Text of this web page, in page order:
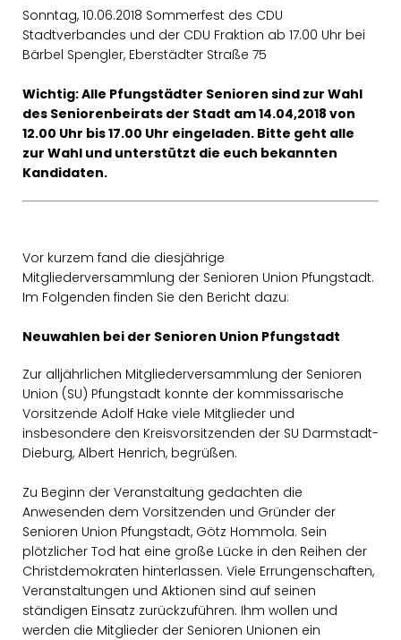
Sonntag, 10.06.2018 Sommerfest des CDU
Stadtverbandes und der CDU Fraktion ab 17.00 Uhr bei
Bärbel Spengler, Eberstädter Straße 75
Wichtig: Alle Pfungstädter Senioren sind zur Wahl
des Seniorenbeirats der Stadt am 14.04,2018 von
12.00 Uhr bis 17.00 Uhr eingeladen. Bitte geht alle
zur Wahl und unterstützt die euch bekannten
Kandidaten.
Vor kurzem fand die diesjährige
Mitgliederversammlung der Senioren Union Pfungstadt.
Im Folgenden finden Sie den Bericht dazu:
Neuwahlen bei der Senioren Union Pfungstadt
Zur alljährlichen Mitgliederversammlung der Senioren
Union (SU) Pfungstadt konnte der kommissarische
Vorsitzende Adolf Hake viele Mitglieder und
insbesondere den Kreisvorsitzenden der SU Darmstadt-
Dieburg, Albert Henrich, begrüßen.
Zu Beginn der Veranstaltung gedachten die
Anwesenden dem Vorsitzenden und Gründer der
Senioren Union Pfungstadt, Götz Hommola. Sein
plötzlicher Tod hat eine große Lücke in den Reihen der
Christdemokraten hinterlassen. Viele Errungenschaften,
Veranstaltungen und Aktionen sind auf seinen
ständigen Einsatz zurückzuführen. Ihm wollen und
werden die Mitglieder der Senioren Unionen ein